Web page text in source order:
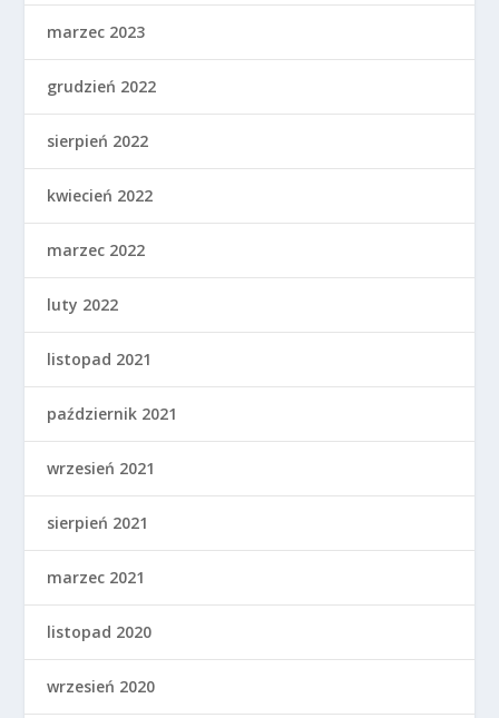
marzec 2023
grudzień 2022
sierpień 2022
kwiecień 2022
marzec 2022
luty 2022
listopad 2021
październik 2021
wrzesień 2021
sierpień 2021
marzec 2021
listopad 2020
wrzesień 2020